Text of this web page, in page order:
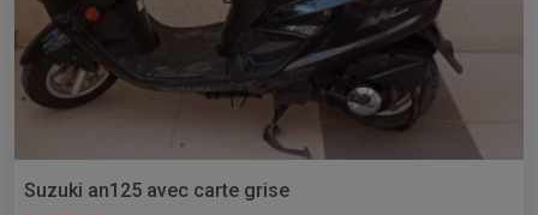
Suzuki an125 avec carte grise